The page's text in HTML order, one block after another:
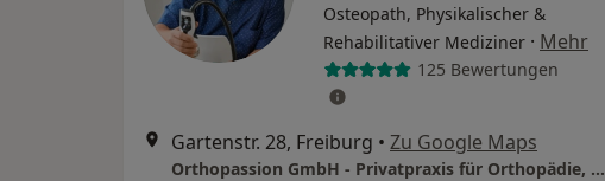
Osteopath, Physikalischer &
Rehabilitativer Mediziner · Mehr
125 Bewertungen
Gartenstr. 28, Freiburg • Zu Google Maps
Orthopassion GmbH - Privatpraxis für Orthopädie, Osteopathie & Bewegungsmedizin